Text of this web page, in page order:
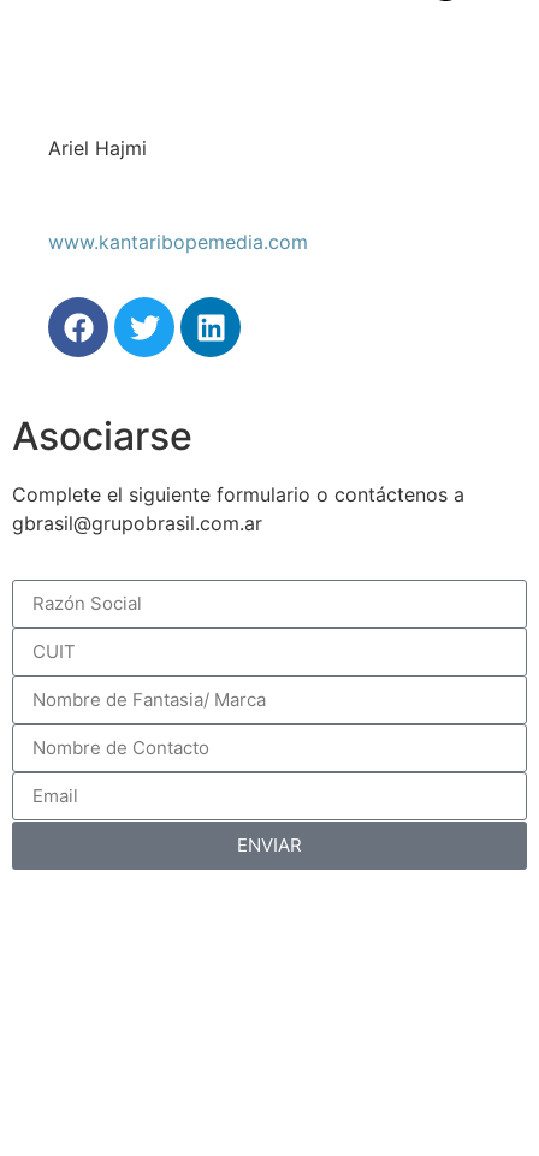
Ariel Hajmi
www.kantaribopemedia.com
Asociarse
Complete el siguiente formulario o contáctenos a
gbrasil@grupobrasil.com.ar
ENVIAR